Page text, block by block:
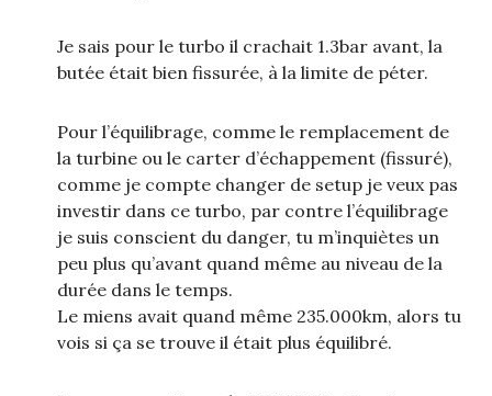
Je sais pour le turbo il crachait 1.3bar avant, la
butée était bien fissurée, à la limite de péter.
Pour l’équilibrage, comme le remplacement de
la turbine ou le carter d’échappement (fissuré),
comme je compte changer de setup je veux pas
investir dans ce turbo, par contre l’équilibrage
je suis conscient du danger, tu m’inquiètes un
peu plus qu’avant quand même au niveau de la
durée dans le temps.
Le miens avait quand même 235.000km, alors tu
vois si ça se trouve il était plus équilibré.